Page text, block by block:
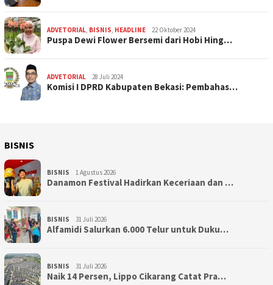
ADVETORIAL, BISNIS, HEADLINE 22 Oktober 2024
Puspa Dewi Flower Bersemi dari Hobi Hing…
ADVETORIAL 28 Juli 2024
Komisi I DPRD Kabupaten Bekasi: Pembahas…
BISNIS
BISNIS 1 Agustus 2026
Danamon Festival Hadirkan Keceriaan dan …
BISNIS 31 Juli 2026
Alfamidi Salurkan 6.000 Telur untuk Duku…
BISNIS 31 Juli 2026
Naik 14 Persen, Lippo Cikarang Catat Pra…